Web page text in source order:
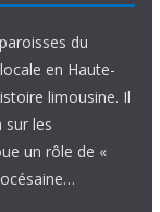
du
en Haute-
limousine. Il
sur les
un rôle de «